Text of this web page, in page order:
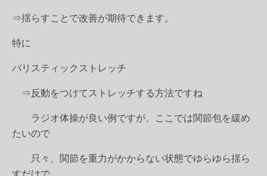
⇒揺らすことで改善が期待できます。
特に
バリスティックストレッチ
⇒反動をつけてストレッチする方法ですね
ラジオ体操が良い例ですが、ここでは関節包を緩め
たいので
只々、関節を重力がかからない状態でゆらゆら揺ら